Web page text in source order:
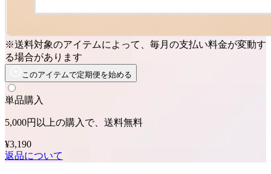
※送料対象のアイテムによって、毎月の支払い料金が変動す
る場合があります
このアイテムで定期便を始める
単品購入
5,000円以上の購入で、送料無料
¥3,190
返品について